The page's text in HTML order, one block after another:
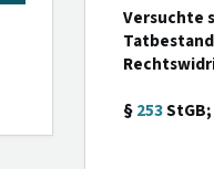
Versuchte
§253